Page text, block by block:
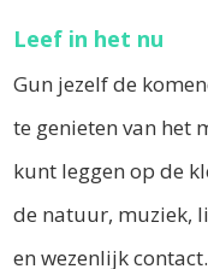
Leef in het nu
Gun jezelf de
te genieten van het
kunt leggen op de
de natuur, muziek,
en wezenlijk